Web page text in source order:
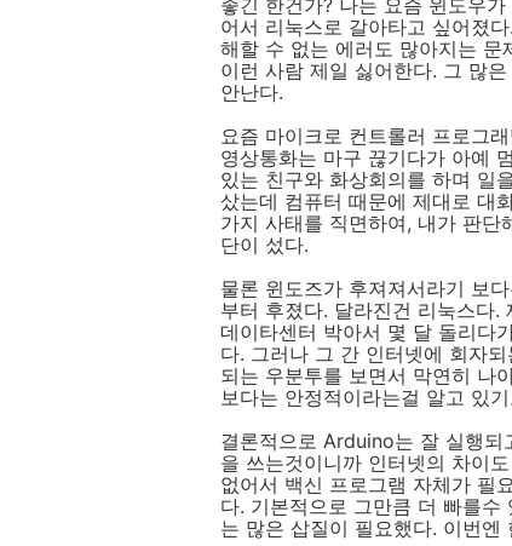
좋긴 한건가? 나는 요즘 윈도우
어서 리눅스로 갈아타고 싶어졌
해할 수 없는 에러도 많아지는 문
이런 사람 제일 싫어한다. 그 많
안난다.
요즘 마이크로 컨트롤러 프로그
영상통화는 마구 끊기다가 아예
있는 친구와 화상회의를 하며 일
샀는데 컴퓨터 때문에 제대로 대
가지 사태를 직면하여, 내가 판
단이 섰다.
물론 윈도즈가 후져져서라기 보
부터 후졌다. 달라진건 리눅스다.
데이타센터 박아서 몇 달 돌리다
다. 그러나 그 간 인터넷에 회자
되는 우분투를 보면서 막연히 나
보다는 안정적이라는걸 알고 있
결론적으로 Arduino는 잘 실행되
을 쓰는것이니까 인터넷의 차이
없어서 백신 프로그램 자체가 필
다. 기본적으로 그만큼 더 빠를수
는 많은 삽질이 필요했다. 이번엔